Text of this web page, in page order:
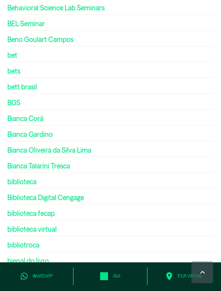
WHATSAPP ASA TOUR VIRTUAL
Behavioral Science Lab Seminars
BEL Seminar
Beno Goulart Campos
bet
bets
bett brasil
BGS
Bianca Corá
Bianca Gardino
Bianca Oliveira da Silva Lima
Bianca Talarini Tresca
biblioteca
Biblioteca Digital Cengage
biblioteca fecap
biblioteca virtual
bibliotroca
bienal do livro
bilíngue